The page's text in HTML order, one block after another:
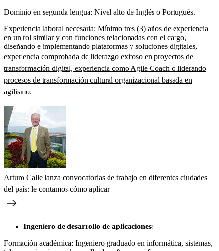
Dominio en segunda lengua: Nivel alto de Inglés o Portugués.
Experiencia laboral necesaria: Mínimo tres (3) años de experiencia
en un rol similar y con funciones relacionadas con el cargo,
diseñando e implementando plataformas y soluciones digitales,
experiencia comprobada de liderazgo exitoso en proyectos de
transformación digital, experiencia como Agile Coach o liderando
procesos de transformación cultural organizacional basada en
agilismo.
Arturo Calle lanza convocatorias de trabajo en diferentes ciudades
del país: le contamos cómo aplicar
Ingeniero de desarrollo de aplicaciones:
Formación académica: Ingeniero graduado en informática, sistemas,